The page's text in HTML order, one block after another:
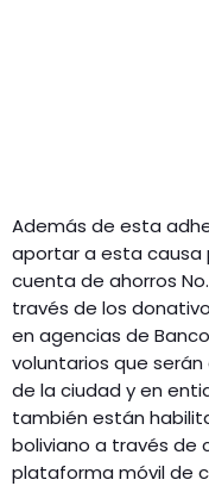
Además de esta
aportar a esta causa
cuenta de ahorros No.
través de los
en agencias de
voluntarios que
de la ciudad y en
también están
boliviano a través de
plataforma móvil de